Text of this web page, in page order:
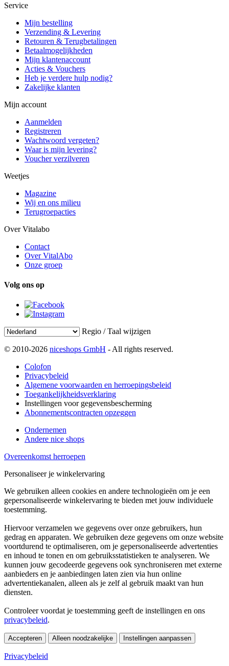
Service
Mijn bestelling
Verzending & Levering
Retouren & Terugbetalingen
Betaalmogelijkheden
Mijn klantenaccount
Acties & Vouchers
Heb je verdere hulp nodig?
Zakelijke klanten
Mijn account
Aanmelden
Registreren
Wachtwoord vergeten?
Waar is mijn levering?
Voucher verzilveren
Weetjes
Magazine
Wij en ons milieu
Terugroepacties
Over Vitalabo
Contact
Over VitalAbo
Onze groep
Volg ons op
Regio / Taal wijzigen
© 2010-2026 niceshops GmbH - All rights reserved.
Colofon
Privacybeleid
Algemene voorwaarden en herroepingsbeleid
Toegankelijkheidsverklaring
Instellingen voor gegevensbescherming
Abonnementscontracten opzeggen
Ondernemen
Andere nice shops
Overeenkomst herroepen
Personaliseer je winkelervaring
We gebruiken alleen cookies en andere technologieën om je een
gepersonaliseerde winkelervaring te bieden met jouw individuele
toestemming.
Hiervoor verzamelen we gegevens over onze gebruikers, hun
gedrag en apparaten. We gebruiken deze gegevens om onze website
voortdurend te optimaliseren, om je gepersonaliseerde advertenties
en inhoud te tonen en om gebruiksstatistieken te analyseren. We
kunnen jouw gecodeerde gegevens ook synchroniseren met externe
aanbieders en je aanbiedingen laten zien via hun online
advertentiekanalen, alleen als je zelf al gebruik maakt van hun
diensten.
Controleer voordat je toestemming geeft de instellingen en ons
privacybeleid.
Accepteren Alleen noodzakelijke Instellingen aanpassen
Privacybeleid